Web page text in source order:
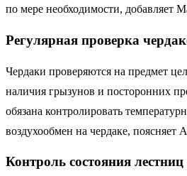
по мере необходимости, добавляет
Регулярная проверка
Чердаки проверяются на предмет
наличия грызунов и посторонних
обязана контролировать
воздухообмен на чердаке, поясняет
Контроль состояния лестниц